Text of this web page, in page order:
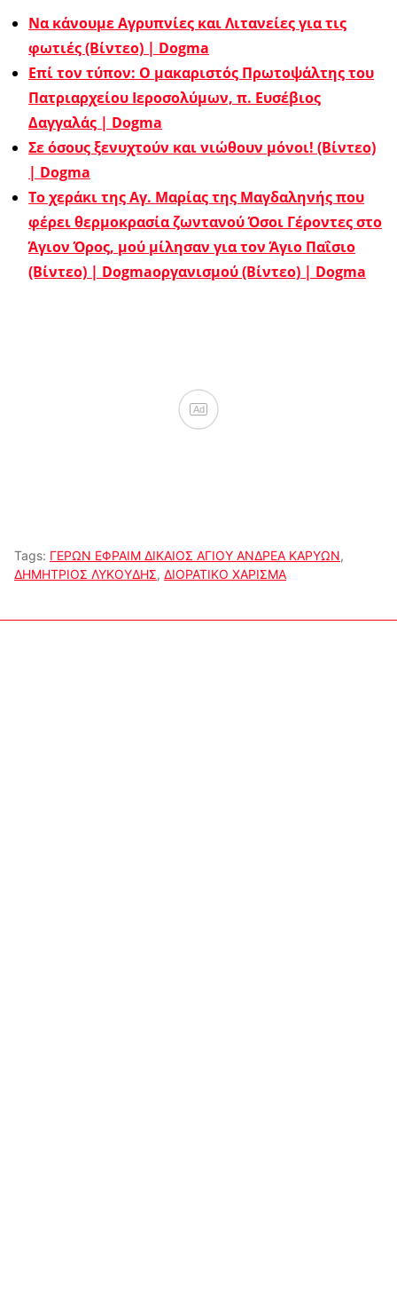
Να κάνουμε Αγρυπνίες και Λιτανείες για τις
φωτιές (Βίντεο) | Dogma
Επί τον τύπον: Ο μακαριστός Πρωτοψάλτης του
Πατριαρχείου Ιεροσολύμων, π. Ευσέβιος
Δαγγαλάς | Dogma
Σε όσους ξενυχτούν και νιώθουν μόνοι! (Βίντεο)
| Dogma
Το χεράκι της Αγ. Μαρίας της Μαγδαληνής που
φέρει θερμοκρασία ζωντανούΌσοι Γέροντες στο
Άγιον Όρος, μού μίλησαν για τον Άγιο Παΐσιο
(Βίντεο) | Dogmaοργανισμού (Βίντεο) | Dogma
Ad
Tags: ΓΕΡΩΝ ΕΦΡΑΙΜ ΔΙΚΑΙΟΣ ΑΓΙΟΥ ΑΝΔΡΕΑ ΚΑΡΥΩΝ,
ΔΗΜΗΤΡΙΟΣ ΛΥΚΟΥΔΗΣ, ΔΙΟΡΑΤΙΚΟ ΧΑΡΙΣΜΑ